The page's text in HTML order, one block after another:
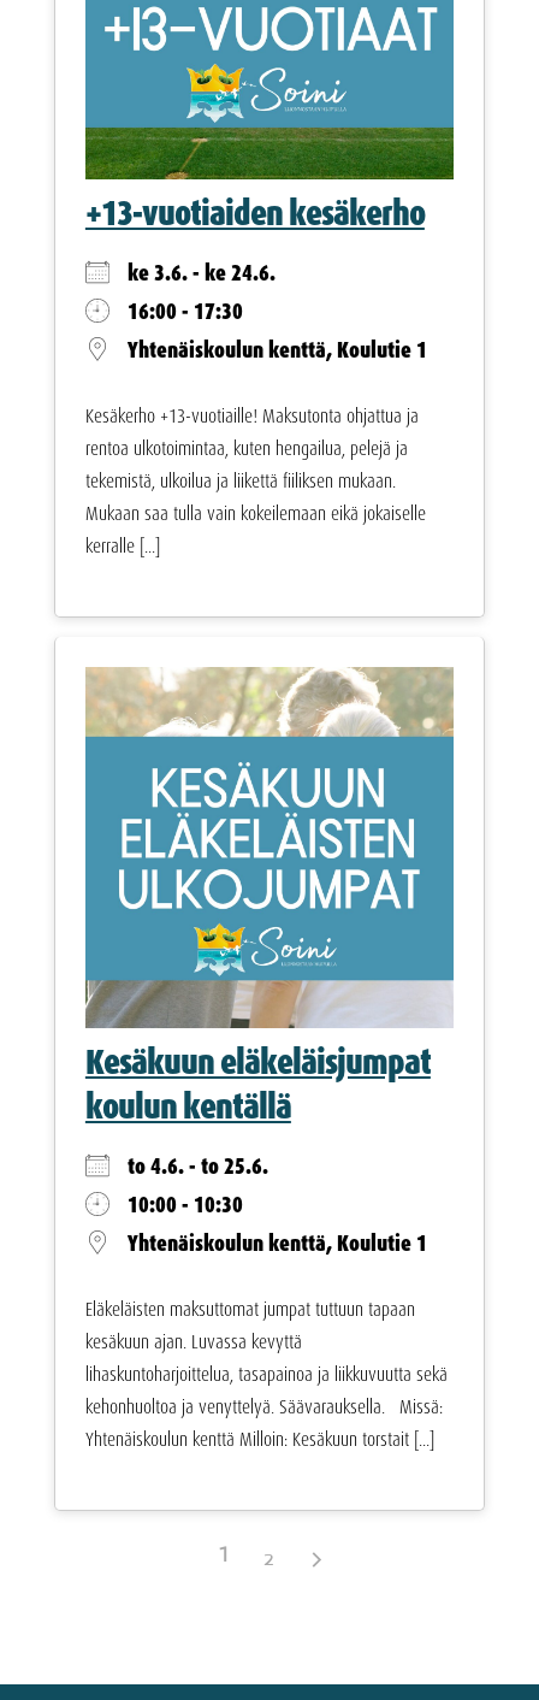
+13-vuotiaiden kesäkerho
ke 3.6. - ke 24.6.
16:00 - 17:30
Yhtenäiskoulun kenttä, Koulutie 1
Kesäkerho +13-vuotiaille! Maksutonta ohjattua ja
rentoa ulkotoimintaa, kuten hengailua, pelejä ja
tekemistä, ulkoilua ja liikettä fiiliksen mukaan.
Mukaan saa tulla vain kokeilemaan eikä jokaiselle
kerralle [...]
Kesäkuun eläkeläisjumpat
koulun kentällä
to 4.6. - to 25.6.
10:00 - 10:30
Yhtenäiskoulun kenttä, Koulutie 1
Eläkeläisten maksuttomat jumpat tuttuun tapaan
kesäkuun ajan. Luvassa kevyttä
lihaskuntoharjoittelua, tasapainoa ja liikkuvuutta sekä
kehonhuoltoa ja venyttelyä. Säävarauksella. Missä:
Yhtenäiskoulun kenttä Milloin: Kesäkuun torstait [...]
1 2